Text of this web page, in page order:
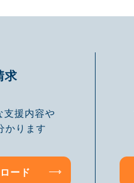
求
支援内容や
かります
ード